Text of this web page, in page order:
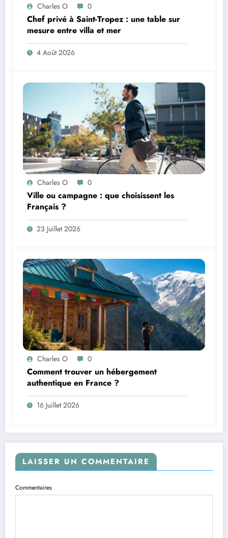
Charles O 0
Chef privé à Saint-Tropez : une table sur
mesure entre villa et mer
4 Août 2026
Charles O 0
Ville ou campagne : que choisissent les
Français ?
23 Juillet 2026
Charles O 0
Comment trouver un hébergement
authentique en France ?
16 Juillet 2026
LAISSER UN COMMENTAIRE
Commentaires